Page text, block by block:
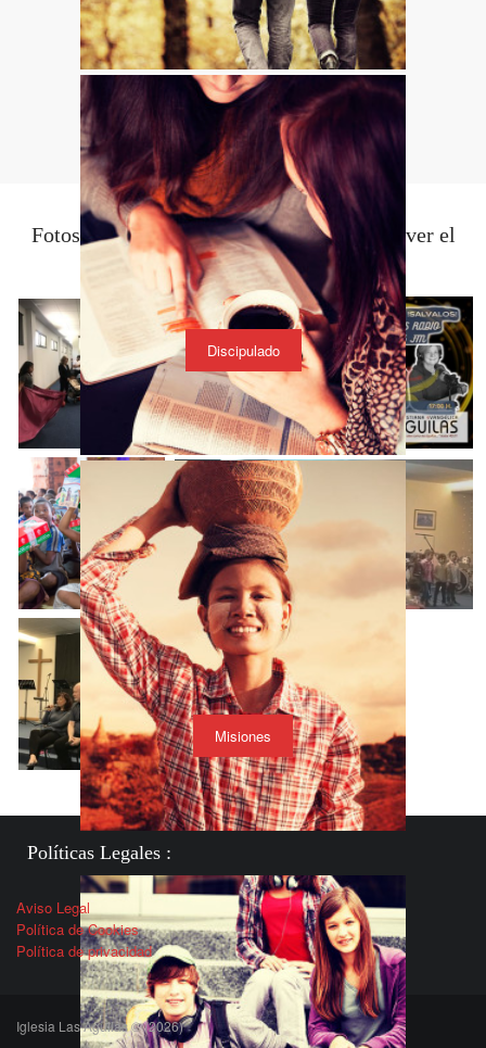
Discipulado
Misiones
Fotos Recientes (Haz click en la foto para ver el
título)
Políticas Legales :
Aviso Legal
Política de Cookies
Política de privacidad
Iglesia Las Águilas © (2026)